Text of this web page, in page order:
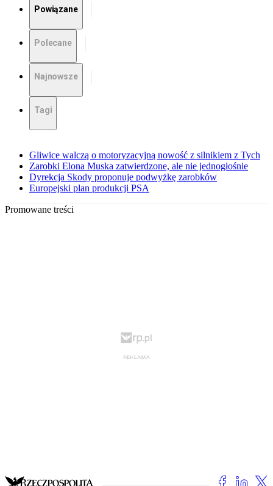
Powiązane
Polecane
Najnowsze
Tagi
Gliwice walczą o motoryzacyjną nowość z silnikiem z Tych
Zarobki Elona Muska zatwierdzone, ale nie jednogłośnie
Dyrekcja Skody proponuje podwyżkę zarobków
Europejski plan produkcji PSA
Promowane treści